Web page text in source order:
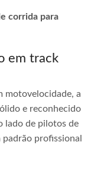
corrida para
em track
motovelocidade, a
e reconhecido
lado de pilotos de
profissional